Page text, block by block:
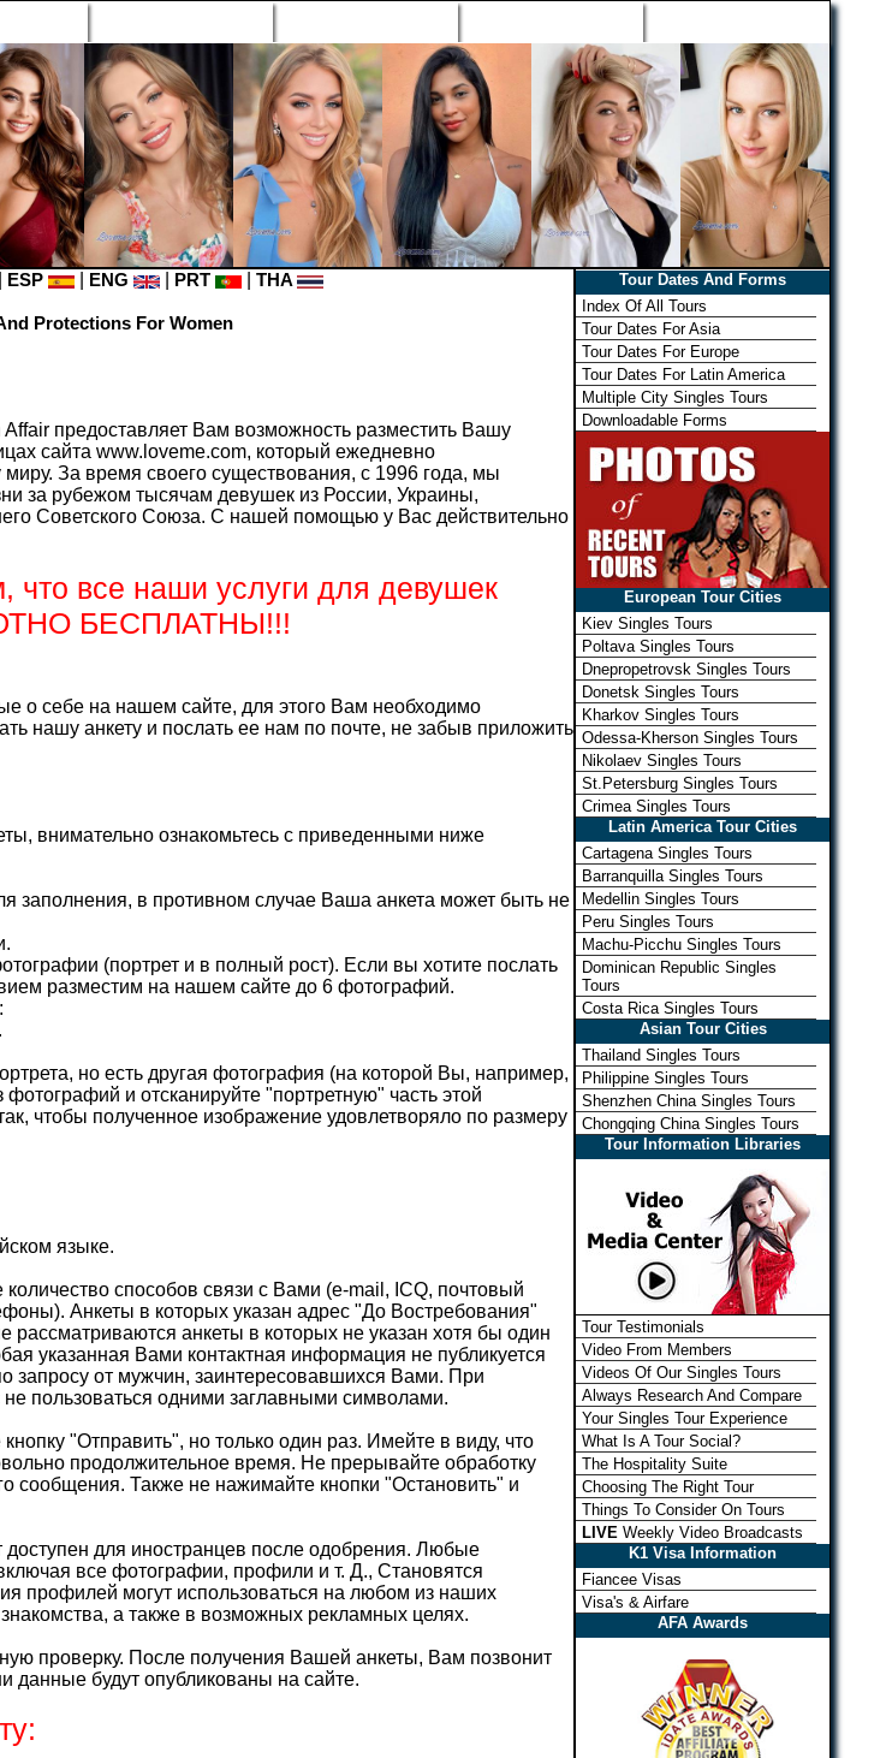
ESP | ENG | PRT | THA
Protections For Women
предоставляет Вам возможность разместить Вашу
сайта www.loveme.com, который ежедневно
За время своего существования, с 1996 года, мы
за рубежом тысячам девушек из России, Украины,
Советского Союза. С нашей помощью у Вас действительно
все наши услуги для девушек
БЕСПЛАТНЫ!!!
о себе на нашем сайте, для этого Вам необходимо
нашу анкету и послать ее нам по почте, не забыв приложить
внимательно ознакомьтесь с приведенными ниже
заполнения, в противном случае Ваша анкета может быть не
(портрет и в полный рост). Если вы хотите послать
разместим на нашем сайте до 6 фотографий.
но есть другая фотография (на которой Вы, например,
и отсканируйте "портретную" часть этой
чтобы полученное изображение удовлетворяло по размеру
языке.
способов связи с Вами (e-mail, ICQ, почтовый
Анкеты в которых указан адрес "До Востребования"
рассматриваются анкеты в которых не указан хотя бы один
указанная Вами контактная информация не публикуется
запросу от мужчин, заинтересовавшихся Вами. При
пользоваться одними заглавными символами.
"Отправить", но только один раз. Имейте в виду, что
продолжительное время. Не прерывайте обработку
Также не нажимайте кнопки "Остановить" и
для иностранцев после одобрения. Любые
все фотографии, профили и т. Д., Становятся
профилей могут использоваться на любом из наших
а также в возможных рекламных целях.
проверку. После получения Вашей анкеты, Вам позвонит
данные будут опубликованы на сайте.
Tour Dates And Forms
Index Of All Tours
Tour Dates For Asia
Tour Dates For Europe
Tour Dates For Latin America
Multiple City Singles Tours
Downloadable Forms
European Tour Cities
Kiev Singles Tours
Poltava Singles Tours
Dnepropetrovsk Singles Tours
Donetsk Singles Tours
Kharkov Singles Tours
Odessa-Kherson Singles Tours
Nikolaev Singles Tours
St.Petersburg Singles Tours
Crimea Singles Tours
Latin America Tour Cities
Cartagena Singles Tours
Barranquilla Singles Tours
Medellin Singles Tours
Peru Singles Tours
Machu-Picchu Singles Tours
Dominican Republic Singles
Tours
Costa Rica Singles Tours
Asian Tour Cities
Thailand Singles Tours
Philippine Singles Tours
Shenzhen China Singles Tours
Chongqing China Singles Tours
Tour Information Libraries
Tour Testimonials
Video From Members
Videos Of Our Singles Tours
Always Research And Compare
Your Singles Tour Experience
What Is A Tour Social?
The Hospitality Suite
Choosing The Right Tour
Things To Consider On Tours
LIVE Weekly Video Broadcasts
K1 Visa Information
Fiancee Visas
Visa's & Airfare
AFA Awards